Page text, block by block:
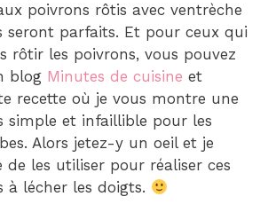
poivrons rôtis avec ventrèche
seront parfaits. Et pour ceux qui
rôtir les poivrons, vous pouvez
blog Minutes de cuisine et
recette où je vous montre une
simple et infaillible pour les
Alors jetez-y un oeil et je
de les utiliser pour réaliser ces
à lécher les doigts.